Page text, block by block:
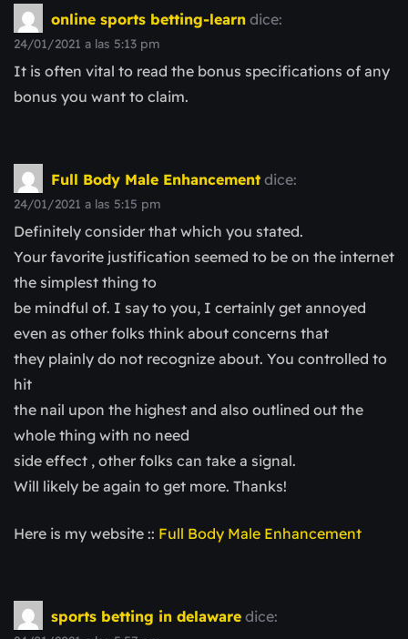
online sports betting-learn dice:
24/01/2021 a las 5:13 pm
It is often vital to read the bonus specifications of any
bonus you want to claim.
Full Body Male Enhancement dice:
24/01/2021 a las 5:15 pm
Definitely consider that which you stated.
Your favorite justification seemed to be on the internet
the simplest thing to
be mindful of. I say to you, I certainly get annoyed
even as other folks think about concerns that
they plainly do not recognize about. You controlled to
hit
the nail upon the highest and also outlined out the
whole thing with no need
side effect , other folks can take a signal.
Will likely be again to get more. Thanks!
Here is my website :: Full Body Male Enhancement
sports betting in delaware dice: